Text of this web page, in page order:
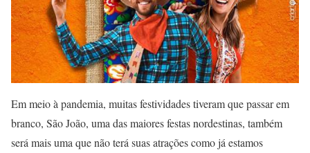
Em meio à pandemia, muitas festividades tiveram que passar em
branco, São João, uma das maiores festas nordestinas, também
será mais uma que não terá suas atrações como já estamos